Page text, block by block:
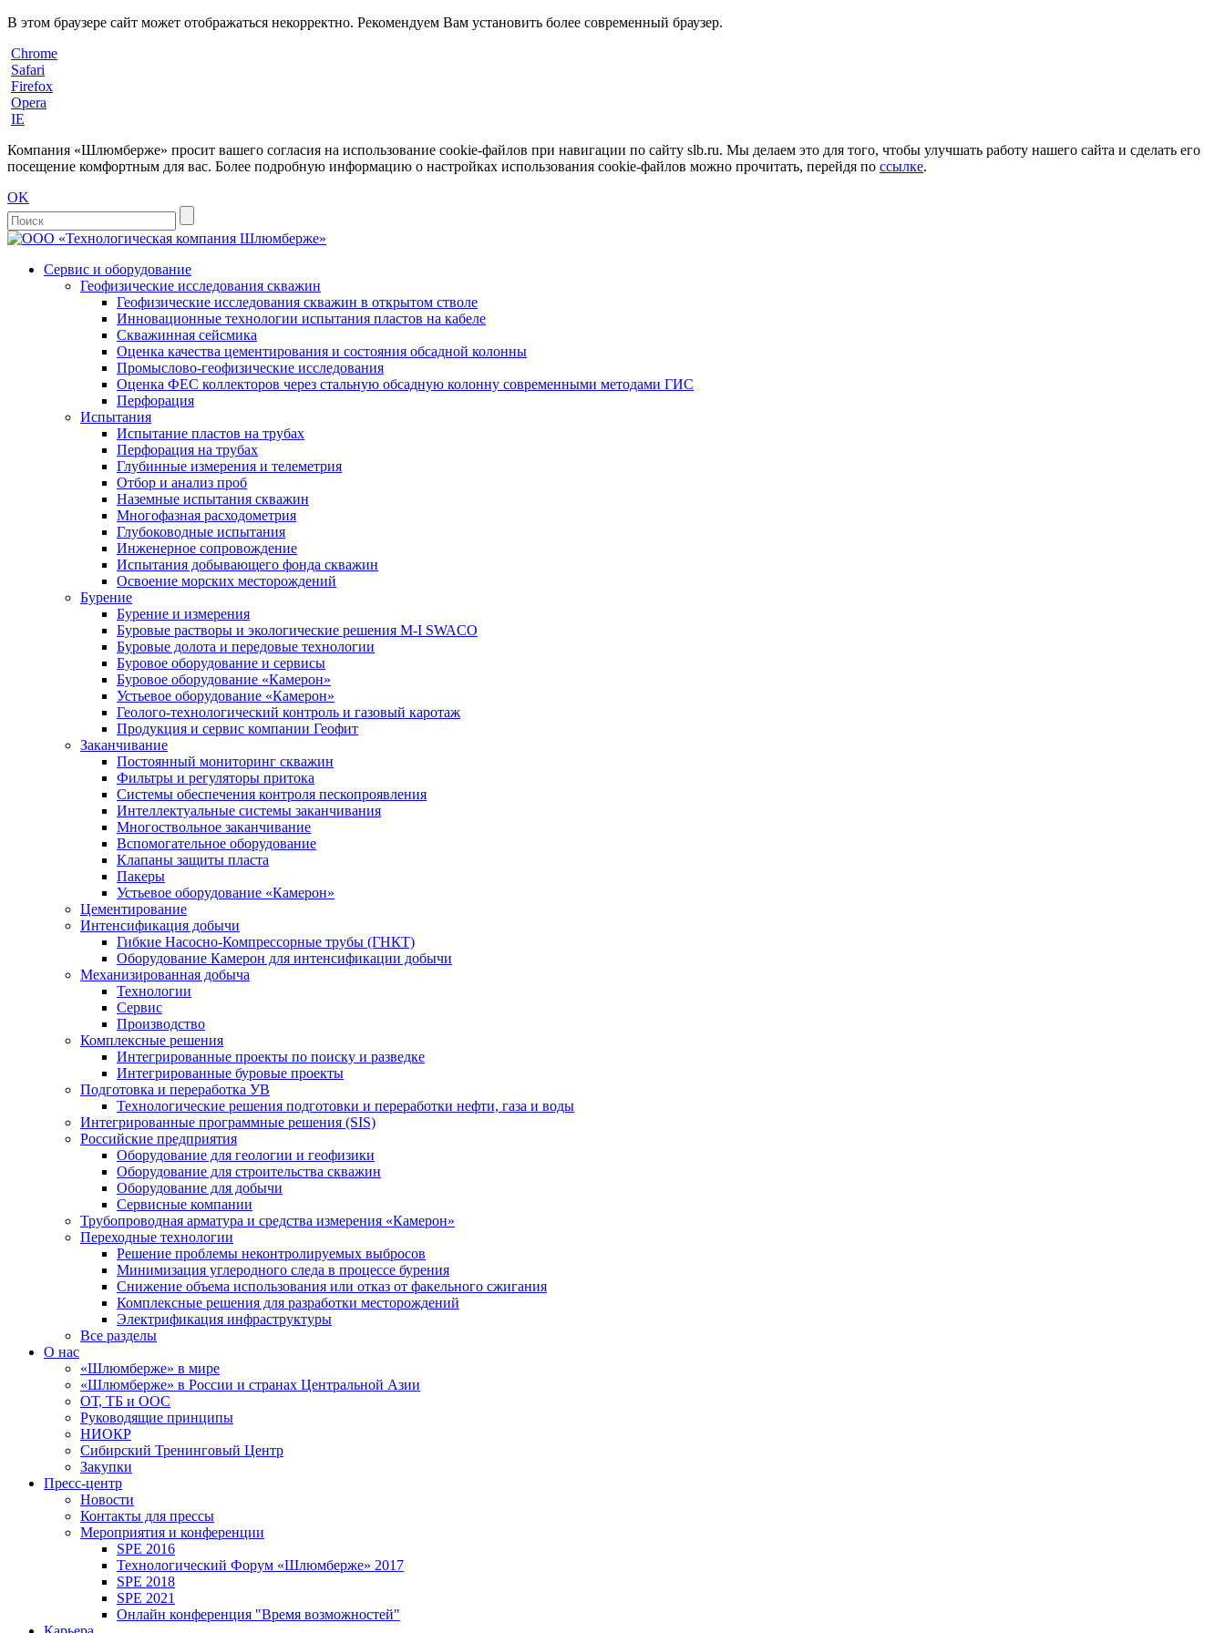
В этом браузере сайт может отображаться некорректно. Рекомендуем Вам установить более современный браузер.
Chrome
Safari
Firefox
Opera
IE
Компания «Шлюмберже» просит вашего согласия на использование cookie-файлов при навигации по сайту slb.ru. Мы делаем это для того, чтобы улучшать работу нашего сайта и сделать его
посещение комфортным для вас. Более подробную информацию о настройках использования cookie-файлов можно прочитать, перейдя по ссылке.
OK
Сервис и оборудование
Геофизические исследования скважин
Геофизические исследования скважин в открытом стволе
Инновационные технологии испытания пластов на кабеле
Скважинная сейсмика
Оценка качества цементирования и состояния обсадной колонны
Промыслово-геофизические исследования
Оценка ФЕС коллекторов через стальную обсадную колонну современными методами ГИС
Перфорация
Испытания
Испытание пластов на трубах
Перфорация на трубах
Глубинные измерения и телеметрия
Отбор и анализ проб
Наземные испытания скважин
Многофазная расходометрия
Глубоководные испытания
Инженерное сопровождение
Испытания добывающего фонда скважин
Освоение морских месторождений
Бурение
Бурение и измерения
Буровые растворы и экологические решения M-I SWACO
Буровые долота и передовые технологии
Буровое оборудование и сервисы
Буровое оборудование «Камерон»
Устьевое оборудование «Камерон»
Геолого-технологический контроль и газовый каротаж
Продукция и сервис компании Геофит
Заканчивание
Постоянный мониторинг скважин
Фильтры и регуляторы притока
Cистемы обеспечения контроля пескопроявления
Интеллектуальные системы заканчивания
Многоствольное заканчивание
Вспомогательное оборудование
Клапаны защиты пласта
Пакеры
Устьевое оборудование «Камерон»
Цементирование
Интенсификация добычи
Гибкие Насосно-Компрессорные трубы (ГНКТ)
Оборудование Камерон для интенсификации добычи
Механизированная добыча
Технологии
Сервис
Производство
Комплексные решения
Интегрированные проекты по поиску и разведке
Интегрированные буровые проекты
Подготовка и переработка УВ
Технологические решения подготовки и переработки нефти, газа и воды
Интегрированные программные решения (SIS)
Российские предприятия
Оборудование для геологии и геофизики
Оборудование для строительства скважин
Оборудование для добычи
Сервисные компании
Трубопроводная арматура и средства измерения «Камерон»
Переходные технологии
Решение проблемы неконтролируемых выбросов
Минимизация углеродного следа в процессе бурения
Снижение объема использования или отказ от факельного сжигания
Комплексные решения для разработки месторождений
Электрификация инфраструктуры
Все разделы
О нас
«Шлюмберже» в мире
«Шлюмберже» в России и странах Центральной Азии
ОТ, ТБ и ООС
Руководящие принципы
НИОКР
Сибирский Тренинговый Центр
Закупки
Пресс-центр
Новости
Контакты для прессы
Мероприятия и конференции
SPE 2016
Технологический Форум «Шлюмберже» 2017
SPE 2018
SPE 2021
Онлайн конференция "Время возможностей"